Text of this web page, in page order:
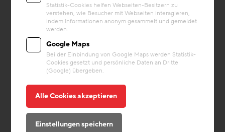
INFOS &
Statistik-Cookies helfen Webseiten-Besitzern zu
verstehen, wie Besucher mit Webseiten interagieren,
indem Informationen anonym gesammelt und gemeldet
werden.
Google Maps
Bei der Einbindung von Google Maps werden Statistik-
Cookies gesetzt und persönliche Daten an Dritte
(Google) übergeben.
Alle Cookies akzeptieren
Einstellungen speichern